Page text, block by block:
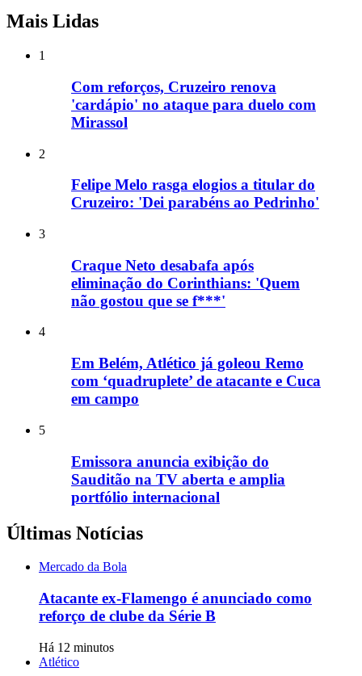
Mais Lidas
1
Com reforços, Cruzeiro renova
'cardápio' no ataque para duelo com
Mirassol
2
Felipe Melo rasga elogios a titular do
Cruzeiro: 'Dei parabéns ao Pedrinho'
3
Craque Neto desabafa após
eliminação do Corinthians: 'Quem
não gostou que se f***'
4
Em Belém, Atlético já goleou Remo
com ‘quadruplete’ de atacante e Cuca
em campo
5
Emissora anuncia exibição do
Sauditão na TV aberta e amplia
portfólio internacional
Últimas Notícias
Mercado da Bola
Atacante ex-Flamengo é anunciado como
reforço de clube da Série B
Há 12 minutos
Atlético